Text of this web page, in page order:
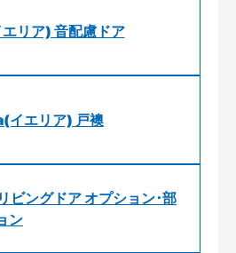
リア) 音配慮ドア
イエリア) 戸襖
ビングドア オプション･部
ン